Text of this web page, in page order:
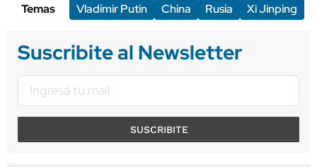
Temas
Vladímir Putin China Rusia Xi Jinping
Suscribite al Newsletter
SUSCRIBITE